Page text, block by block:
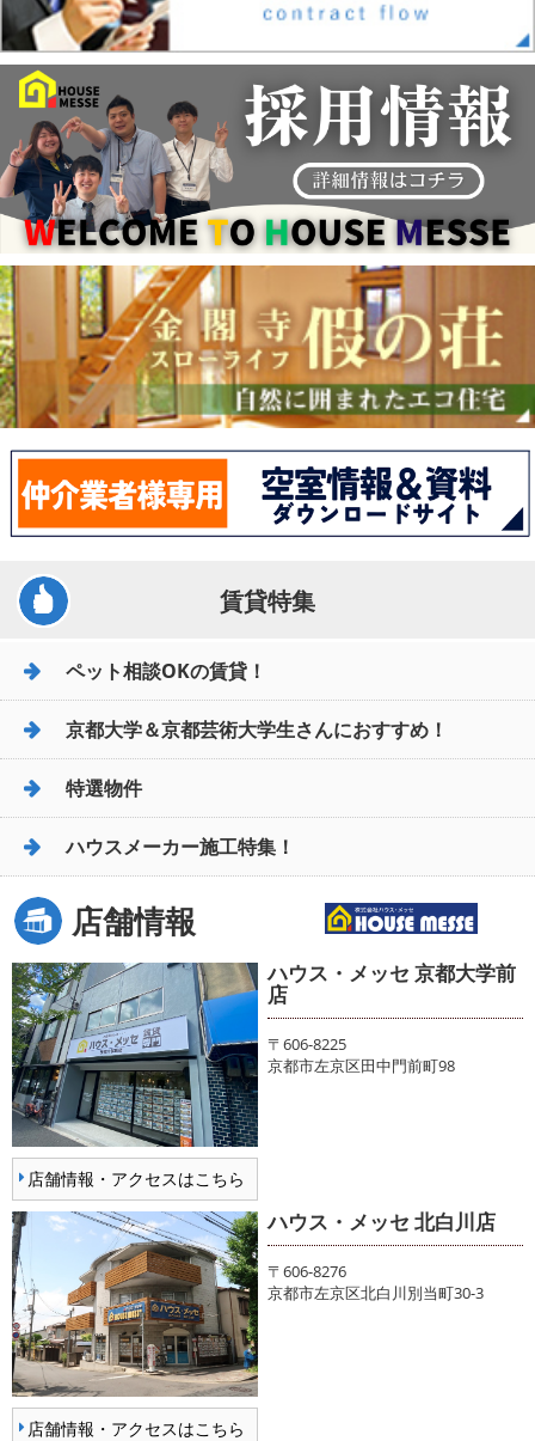
賃貸特集
ペット相談OKの賃貸！
京都大学＆京都芸術大学生さんにおすすめ！
特選物件
ハウスメーカー施工特集！
店舗情報
店舗情報・アクセスはこちら
ハウス・メッセ 京都大学前
店
〒606-8225
京都市左京区田中門前町98
店舗情報・アクセスはこちら
ハウス・メッセ 北白川店
〒606-8276
京都市左京区北白川別当町30-3